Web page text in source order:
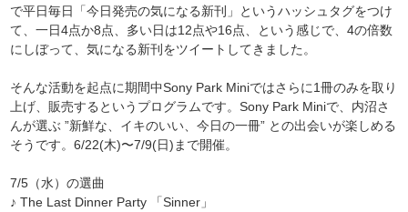
で平日毎日「今日発売の気になる新刊」というハッシュタグをつけ
て、一日4点か8点、多い日は12点や16点、という感じで、4の倍数
にしぼって、気になる新刊をツイートしてきました。
そんな活動を起点に期間中Sony Park Miniではさらに1冊のみを取り
上げ、販売するというプログラムです。Sony Park Miniで、内沼さ
んが選ぶ ”新鮮な、イキのいい、今日の一冊” との出会いが楽しめる
そうです。6/22(木)〜7/9(日)まで開催。
7/5（水）の選曲
♪ The Last Dinner Party 「Sinner」